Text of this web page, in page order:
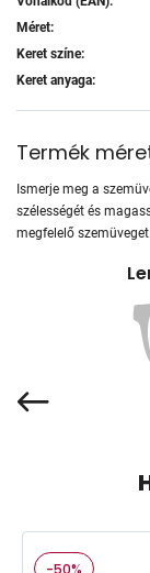
Méret:
Keret színe:
Keret anyaga:
Termék
Ismerje meg a
szélességét és
megfelelő szemüveget.
-50%